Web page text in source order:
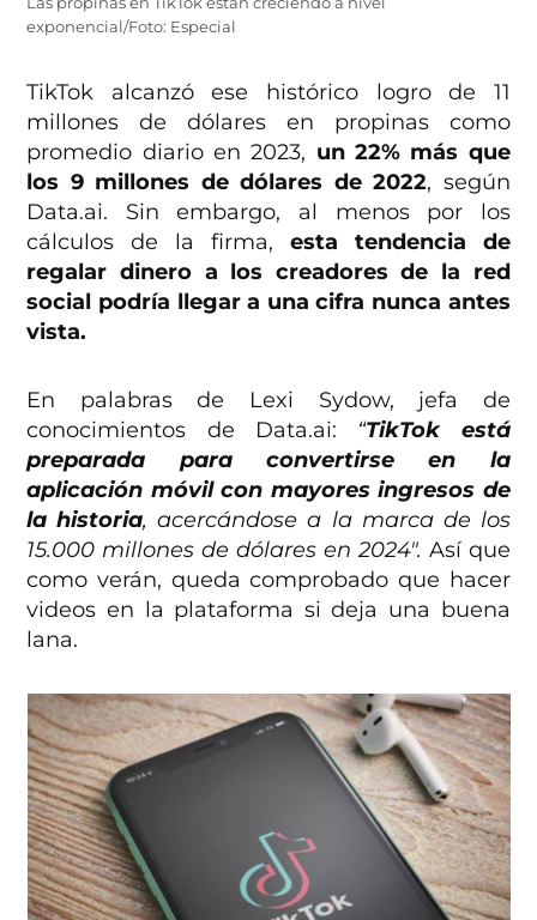
exponencial/Foto: Especial
TikTok alcanzó ese histórico logro de 11
millones de dólares en propinas como
promedio diario en 2023, un 22% más que
los 9 millones de dólares de 2022, según
Data.ai. Sin embargo, al menos por los
cálculos de la firma, esta tendencia de
regalar dinero a los creadores de la red
social podría llegar a una cifra nunca antes
vista.
En palabras de Lexi Sydow, jefa de
conocimientos de Data.ai: “TikTok está
preparada para convertirse en la
aplicación móvil con mayores ingresos de
la historia, acercándose a la marca de los
15.000 millones de dólares en 2024″. Así que
como verán, queda comprobado que hacer
videos en la plataforma si deja una buena
lana.